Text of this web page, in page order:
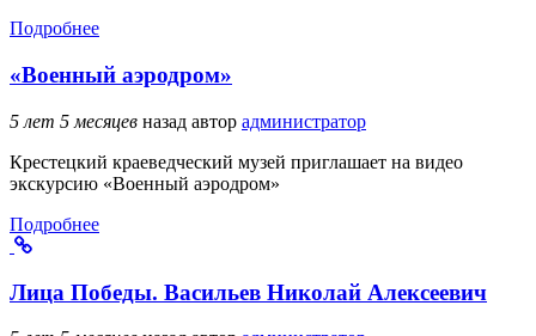
Подробнее
«Военный аэродром»
5 лет 5 месяцев назад автор администратор
Крестецкий краеведческий музей приглашает на видео
экскурсию «Военный аэродром»
Подробнее
Лица Победы. Васильев Николай Алексеевич